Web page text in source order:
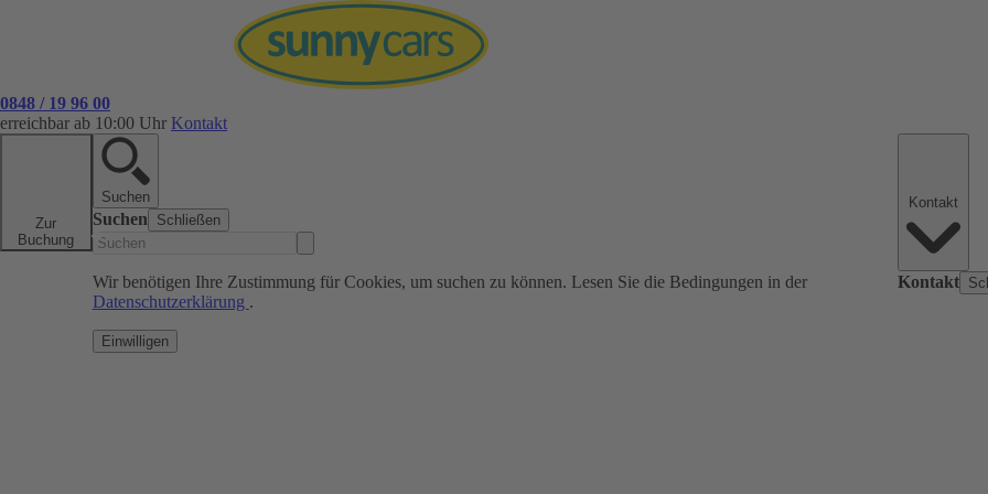
0848 / 19 96 00
erreichbar ab 10:00 Uhr Kontakt
Zur
Buchung
Suchen
Suchen Schließen
Wir benötigen Ihre Zustimmung für Cookies, um suchen zu können. Lesen Sie die Bedingungen in der
Datenschutzerklärung .
Einwilligen
Kontakt